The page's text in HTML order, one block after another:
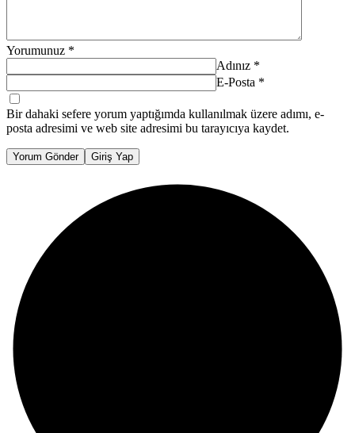
Yorumunuz *
Adınız *
E-Posta *
Bir dahaki sefere yorum yaptığımda kullanılmak üzere adımı, e-
posta adresimi ve web site adresimi bu tarayıcıya kaydet.
Yorum Gönder Giriş Yap